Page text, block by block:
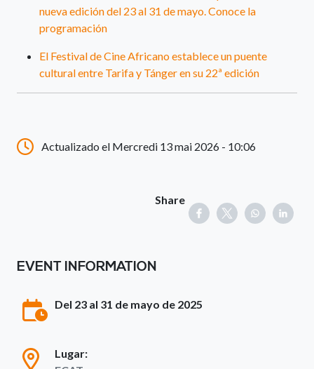
nueva edición del 23 al 31 de mayo. Conoce la
programación
El Festival de Cine Africano establece un puente
cultural entre Tarifa y Tánger en su 22ª edición
Actualizado el Mercredi 13 mai 2026 - 10:06
Share
EVENT INFORMATION
Del 23 al 31 de mayo de 2025
Lugar: